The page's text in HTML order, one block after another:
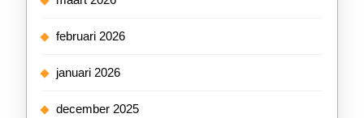
februari 2026
januari 2026
december 2025